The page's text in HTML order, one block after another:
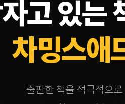
고 있는
차밍스애
출판한 책을 적극적으